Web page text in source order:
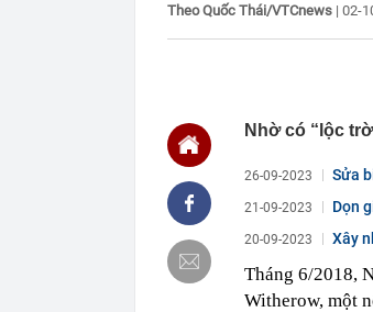
Theo Quốc Thái/VTCnews | 02-
Nhờ có “lộc
26-09-2023 Sửa
21-09-2023 Dọn
20-09-2023 Xây
Tháng 6/2018,
Witherow, một